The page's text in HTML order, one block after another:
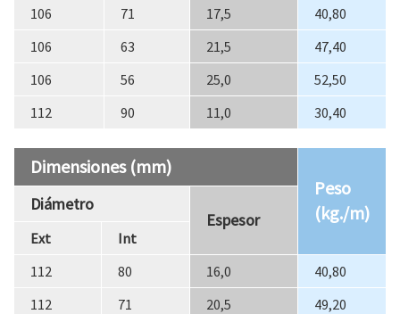
106 71 17,5
40,80
106
63 21,5
47,40
106
56 25,0
52,50
112
90 11,0 30,40
Dimensiones (mm)
Peso
(kg./m)
Diámetro
Espesor
Ext
Int
112
80 16,0
40,80
112
71 20,5
49,20